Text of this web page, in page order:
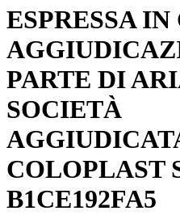
ESPRESSA
PARTE DI
SOCIETÀ
COLOPLAST
B1CE192FA5